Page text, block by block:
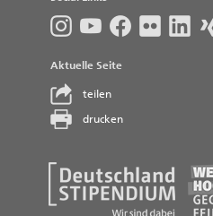
Aktuelle Seite
teilen
drucken